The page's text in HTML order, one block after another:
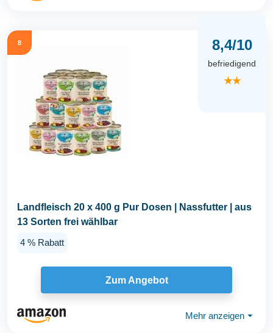
8 8,4/10
befriedigend
★★
Landfleisch 20 x 400 g Pur Dosen | Nassfutter | aus
13 Sorten frei wählbar
4 % Rabatt
Zum Angebot
Mehr anzeigen ⏷